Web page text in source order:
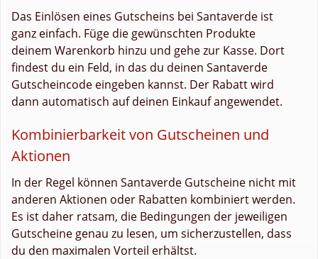
Das Einlösen eines Gutscheins bei Santaverde ist
ganz einfach. Füge die gewünschten Produkte
deinem Warenkorb hinzu und gehe zur Kasse. Dort
findest du ein Feld, in das du deinen Santaverde
Gutscheincode eingeben kannst. Der Rabatt wird
dann automatisch auf deinen Einkauf angewendet.
Kombinierbarkeit von Gutscheinen und
Aktionen
In der Regel können Santaverde Gutscheine nicht mit
anderen Aktionen oder Rabatten kombiniert werden.
Es ist daher ratsam, die Bedingungen der jeweiligen
Gutscheine genau zu lesen, um sicherzustellen, dass
du den maximalen Vorteil erhältst.